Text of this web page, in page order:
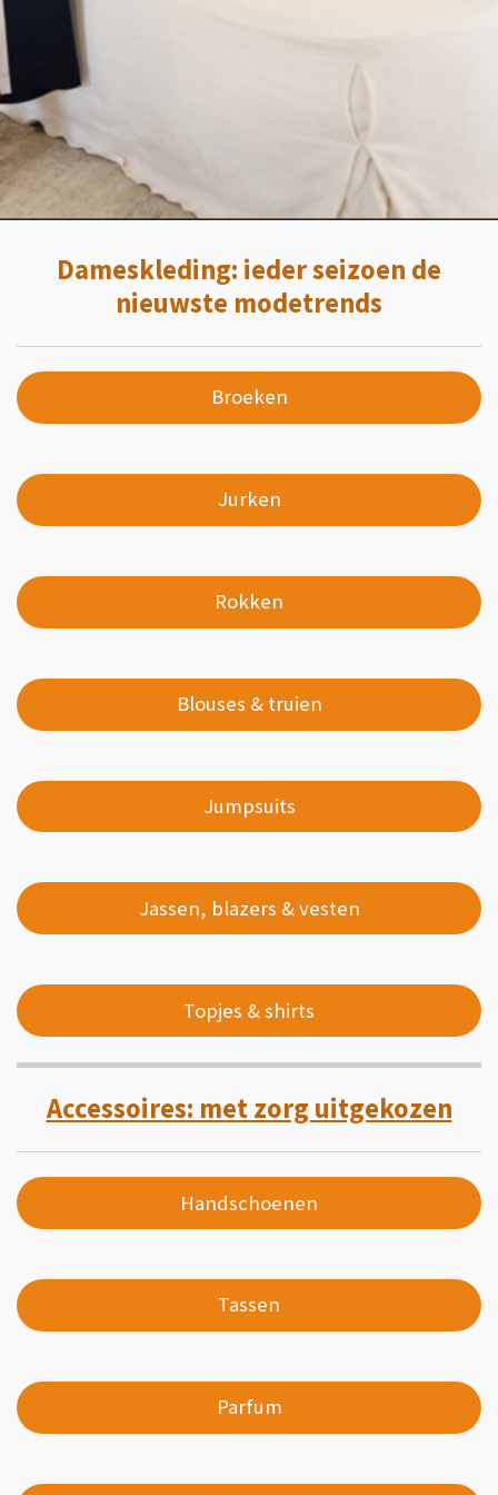
Dameskleding: ieder seizoen de
nieuwste modetrends
Broeken
Jurken
Rokken
Blouses & truien
Jumpsuits
Jassen, blazers & vesten
Topjes & shirts
Accessoires: met zorg uitgekozen
Handschoenen
Tassen
Parfum